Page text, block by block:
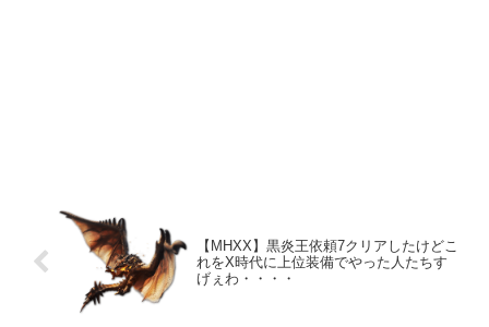
【MHXX】黒炎王依頼7クリアしたけどこ
れをX時代に上位装備でやった人たちす
げぇわ・・・・